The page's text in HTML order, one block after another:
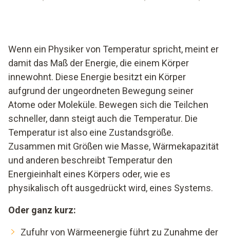
Wenn ein Physiker von Temperatur spricht, meint er
damit das Maß der Energie, die einem Körper
innewohnt. Diese Energie besitzt ein Körper
aufgrund der ungeordneten Bewegung seiner
Atome oder Moleküle. Bewegen sich die Teilchen
schneller, dann steigt auch die Temperatur. Die
Temperatur ist also eine Zustandsgröße.
Zusammen mit Größen wie Masse, Wärmekapazität
und anderen beschreibt Temperatur den
Energieinhalt eines Körpers oder, wie es
physikalisch oft ausgedrückt wird, eines Systems.
Oder ganz kurz:
Zufuhr von Wärmeenergie führt zu Zunahme der